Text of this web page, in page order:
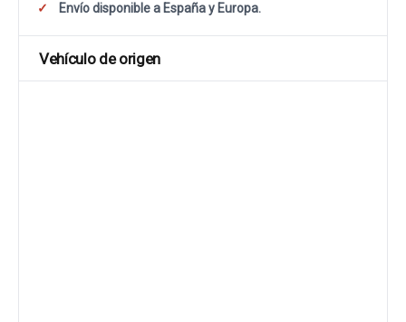
Envío disponible a España y Europa.
Vehículo de origen